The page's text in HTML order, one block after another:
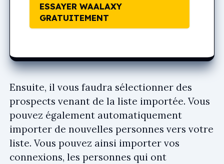
ESSAYER WAALAXY
GRATUITEMENT
Ensuite, il vous faudra sélectionner des
prospects venant de la liste importée. Vous
pouvez également automatiquement
importer de nouvelles personnes vers votre
liste. Vous pouvez ainsi importer vos
connexions, les personnes qui ont